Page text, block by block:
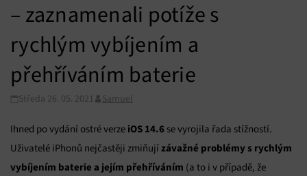
– zaznamenali potíže s
rychlým vybíjením a
přehříváním baterie
Středa 26. 05. 2021 Samuel
Ihned po vydání ostré verze iOS 14.6 se vyrojila řada stížností.
Uživatelé iPhonů nejčastěji zmiňujízávažné problémy s rychlým
vybíjením baterie a jejím přehříváním (a to i v případě, že